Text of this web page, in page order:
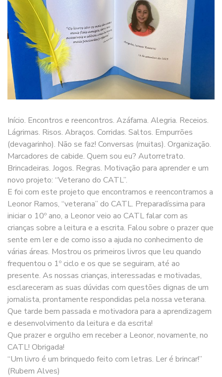
Início. Encontros e reencontros. Azáfama. Alegria. Receios.
Lágrimas. Risos. Abraços. Corridas. Saltos. Empurrões
(devagarinho). Não se faz! Conversas (muitas). Organização.
Marcadores de cabide. Quem sou eu? Autorretrato.
Brincadeiras. Jogos. Regras. Motivação para aprender e um
novo projeto: “Veterano do CATL”.
E foi com este projeto que encontramos e reencontramos a
Leonor Ramos, “veterana” do CATL. Preparadíssima para
iniciar o 10º ano, a Leonor veio ao CATL falar com as
crianças sobre a leitura e a escrita. Falou sobre o prazer que
sente em ler e de como isso a ajuda no conhecimento de
várias áreas. Mostrou os primeiros livros que leu quando
frequentou o 1º ciclo e os que se seguiram, até ao
presente. As nossas crianças, interessadas e motivadas,
esclareceram as suas dúvidas com questões dignas de um
jornalista, prontamente respondidas pela nossa veterana.
Que tarde bem passada e motivadora para a aprendizagem
e desenvolvimento da leitura e da escrita!
Que prazer e orgulho em receber a Leonor, novamente, no
CATL! Obrigada!
“Um livro é um brinquedo feito com letras. Ler é brincar!”
(Rubem Alves)